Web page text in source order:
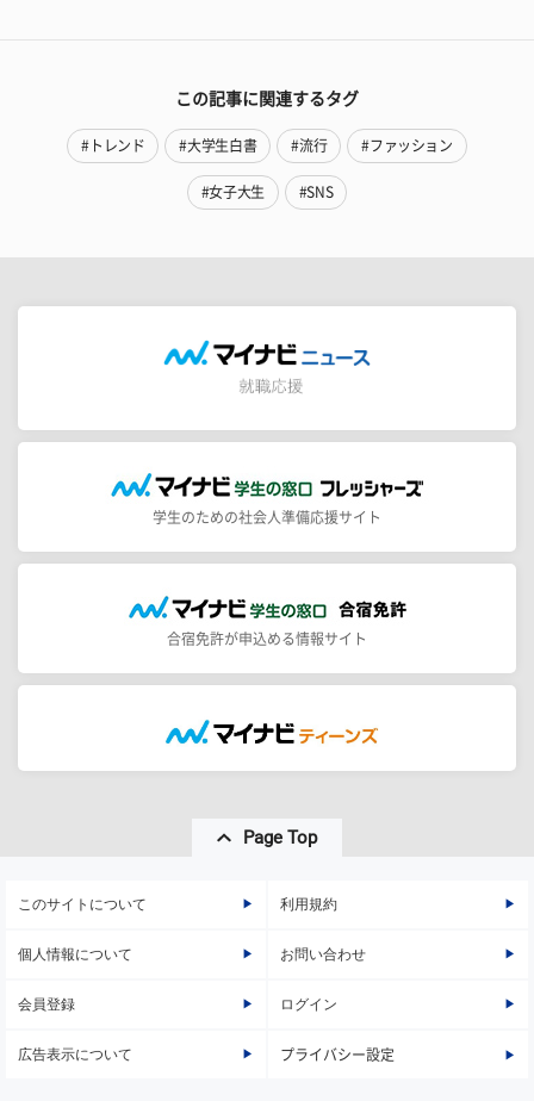
この記事に関連するタグ
#トレンド #大学生白書 #流行 #ファッション
#女子大生 #SNS
学生のための社会人準備応援サイト
合宿免許が申込める情報サイト
Page Top
このサイトについて 利用規約
個人情報について お問い合わせ
会員登録 ログイン
広告表示について プライバシー設定